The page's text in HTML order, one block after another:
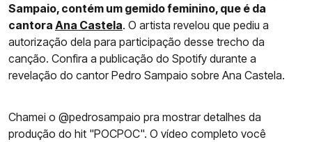
Sampaio, contém um gemido feminino, que é da
cantora Ana Castela. O artista revelou que pediu a
autorização dela para participação desse trecho da
canção. Confira a publicação do Spotify durante a
revelação do cantor Pedro Sampaio sobre Ana Castela.
Chamei o @pedrosampaio pra mostrar detalhes da
produção do hit "POCPOC". O vídeo completo você